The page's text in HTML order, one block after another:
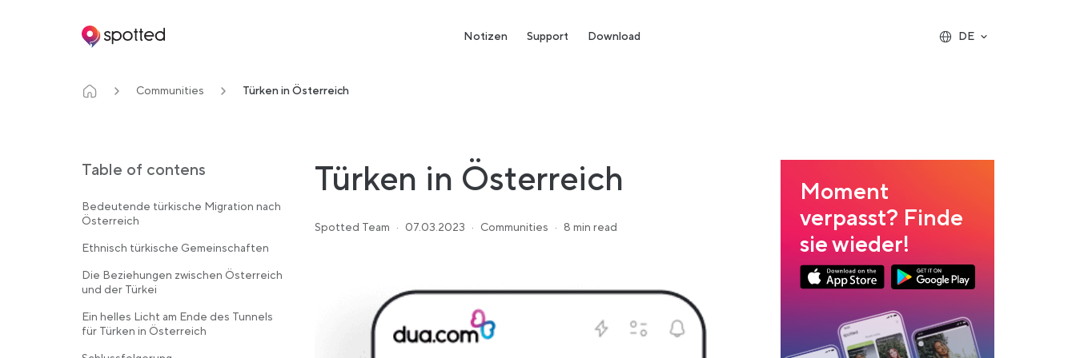
Main navigation Notizen Support Download DE
Communities Türken in Österreich
Table of contens
Bedeutende türkische Migration nach
Österreich
Ethnisch türkische Gemeinschaften
Die Beziehungen zwischen Österreich
und der Türkei
Ein helles Licht am Ende des Tunnels
für Türken in Österreich
Türken in Österreich
Spotted Team · 07.03.2023 · Communities · 8 min read
Moment
verpasst? Finde
sie wieder!
Link opens in a new tabLink opens in a new tab